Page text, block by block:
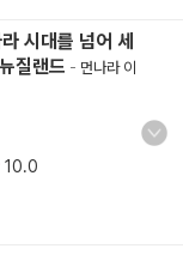
시대를 넘어 세
질랜드 - 먼나라 이
10.0